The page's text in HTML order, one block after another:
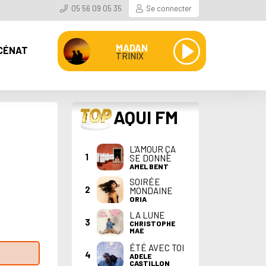
05 56 09 05 35 Se connecter
MADAN
TRINIX
TOP AQUI FM
1
L'AMOUR ÇA
SE DONNE
AMEL BENT
2
SOIRÉE
MONDAINE
ORIA
3
LA LUNE
CHRISTOPHE
MAE
4
ÉTÉ AVEC TOI
ADELE
CASTILLON